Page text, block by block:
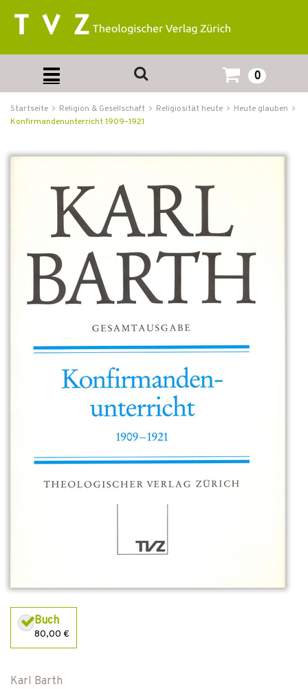
0
Startseite Religion & Gesellschaft Religiosität heute
Heute glauben
Konfirmandenunterricht 1909–1921
Buch
80,00 €
Karl Barth